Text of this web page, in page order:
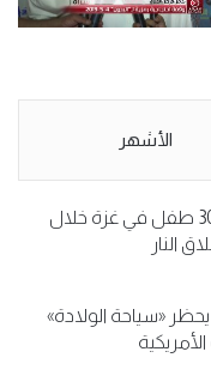
يعني ولا خمر؟!.
الأشهر
«اليونيسف»: مقتل 300 طفل في غزة خلال
«سياحة الولادة»